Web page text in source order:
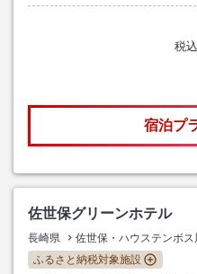
分。
税込
宿泊プ
佐世保グリーンホテル
長崎県 佐世保・ハウステンボス
ふるさと納税対象施設